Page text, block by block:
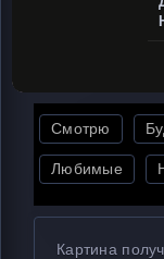
Смотрю
Любимые
Картина